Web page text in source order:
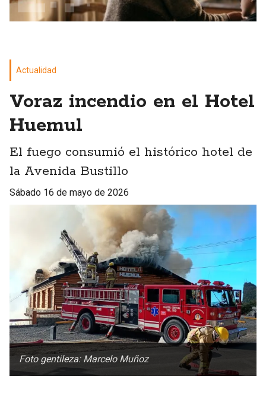
Actualidad
Voraz incendio en el Hotel
Huemul
El fuego consumió el histórico hotel de
la Avenida Bustillo
sábado 16 de mayo de 2026
Foto gentileza: Marcelo Muñoz